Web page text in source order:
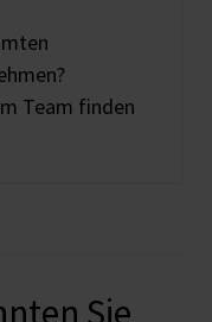
Team finden